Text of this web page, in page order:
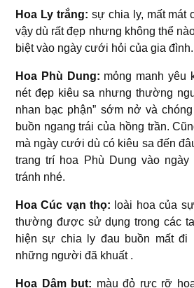
Hoa Ly trắng: sự chia ly, mất mát
vậy dù rất đẹp nhưng không thể
biệt vào ngày cưới hỏi của gia đình.
Hoa Phù Dung: mỏng manh yêu
nét đẹp kiêu sa nhưng thường
nhan bạc phận” sớm nở và
buồn ngang trái của hồng trần.
mà ngày cưới dù có kiêu sa đến
trang trí hoa Phù Dung vào
tránh nhé.
Hoa Cúc vạn thọ: loài hoa của
thường được sử dụng trong các
hiện sự chia ly đau buồn mất đi
những người đã khuất .
Hoa Dâm bụt: màu đỏ rực rỡ